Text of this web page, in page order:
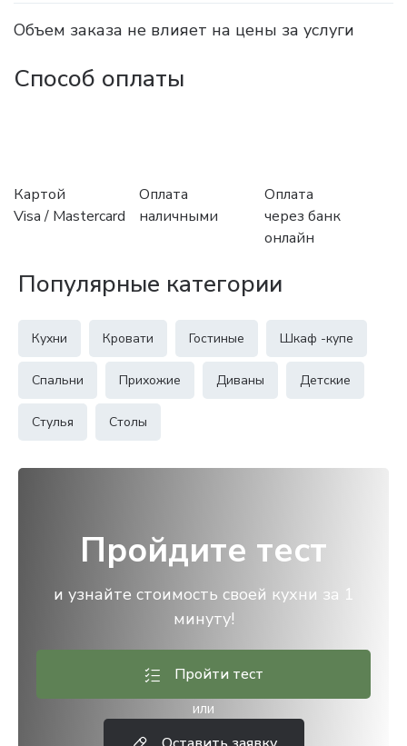
Объем заказа не влияет на цены за услуги
Способ оплаты
Картой
Visa / Mastercard
Оплата
наличными
Оплата
через банк
онлайн
Популярные категории
Кухни Кровати Гостиные Шкаф -купе
Спальни Прихожие Диваны Детские
Стулья Столы
Пройдите тест
и узнайте стоимость своей кухни за 1
минуту!
Пройти тест
или